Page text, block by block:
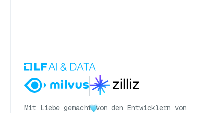
Mit Liebe gemacht von den Entwicklern von